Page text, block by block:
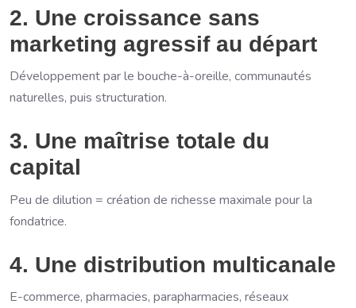
2. Une croissance sans
marketing agressif au départ
Développement par le bouche-à-oreille, communautés
naturelles, puis structuration.
3. Une maîtrise totale du
capital
Peu de dilution = création de richesse maximale pour la
fondatrice.
4. Une distribution multicanale
E-commerce, pharmacies, parapharmacies, réseaux